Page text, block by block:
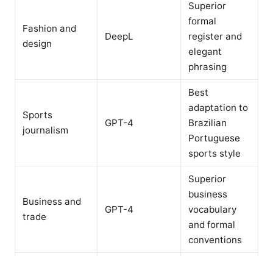
Fashion and
design
DeepL
Superior
formal
register and
elegant
phrasing
Sports
journalism
GPT-4
Best
adaptation to
Brazilian
Portuguese
sports style
Business and
trade
GPT-4
Superior
business
vocabulary
and formal
conventions